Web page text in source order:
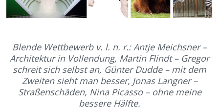
Blende Wettbewerb v. l. n. r.: Antje Meichsner –
Architektur in Vollendung, Martin Flindt – Gregor
schreit sich selbst an, Günter Dudde – mit dem
Zweiten sieht man besser, Jonas Langner –
Straßenschäden, Nina Picasso – ohne meine
bessere Hälfte.